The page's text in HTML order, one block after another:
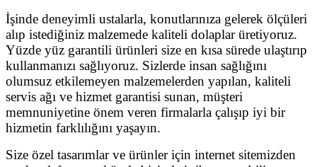
İşinde deneyimli ustalarla, konutlarınıza gelerek ölçüleri
alıp istediğiniz malzemede kaliteli dolaplar üretiyoruz.
Yüzde yüz garantili ürünleri size en kısa sürede ulaştırıp
kullanmanızı sağlıyoruz. Sizlerde insan sağlığını
olumsuz etkilemeyen malzemelerden yapılan, kaliteli
servis ağı ve hizmet garantisi sunan, müşteri
memnuniyetine önem veren firmalarla çalışıp iyi bir
hizmetin farklılığını yaşayın.
Size özel tasarımlar ve ürünler için internet sitemizden